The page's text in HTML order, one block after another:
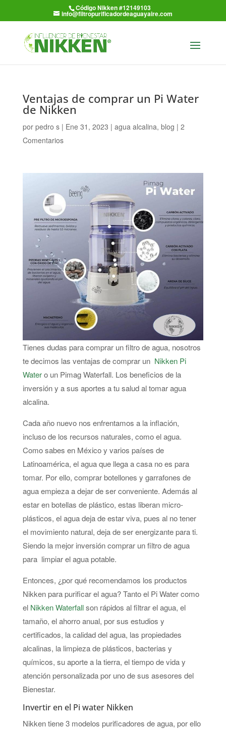
Código Nikken #12149103
info@filtropurificadordeaguayaire.com
Ventajas de comprar un Pi Water
de Nikken
por pedro s| Ene 31, 2023 | agua alcalina, blog | 2
Comentarios
Tienes dudas para comprar un filtro de agua, nosotros
te decimos las ventajas de comprar un Nikken Pi
Watero un Pimag Waterfall. Los beneficios de la
inversión y a sus aportes a tu salud al tomar agua
alcalina.
Cada año nuevo nos enfrentamos a la inflación,
incluso de los recursos naturales, como el agua.
Como sabes en México y varios países de
Latinoamérica, el agua que llega a casa no es para
tomar. Por ello, comprar botellones y garrafones de
agua empieza a dejar de ser conveniente. Además al
estar en botellas de plástico, estas liberan micro-
plásticos, el agua deja de estar viva, pues al no tener
el movimiento natural, deja de ser energizante para ti.
Siendo la mejor inversión comprar un filtro de agua
para limpiar el agua potable.
Entonces, ¿por qué recomendamos los productos
Nikken para purificar el agua? Tanto el Pi Water como
el Nikken Waterfallson rápidos al filtrar el agua, el
tamaño, el ahorro anual, por sus estudios y
certificados, la calidad del agua, las propiedades
alcalinas, la limpieza de plásticos, bacterias y
químicos, su aporte a la tierra, el tiempo de vida y
atención personalizada por uno de sus asesores del
Bienestar.
Invertir en el Pi water Nikken
Nikken tiene 3 modelos purificadores de agua, por ello